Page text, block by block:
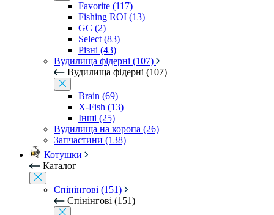
Favorite (117)
Fishing ROI (13)
GC (2)
Select (83)
Різні (43)
Вудилища фідерні (107)
Вудилища фідерні (107)
Brain (69)
X-Fish (13)
Інші (25)
Вудилища на коропа (26)
Запчастини (138)
Котушки
Каталог
Спінінгові (151)
Спінінгові (151)